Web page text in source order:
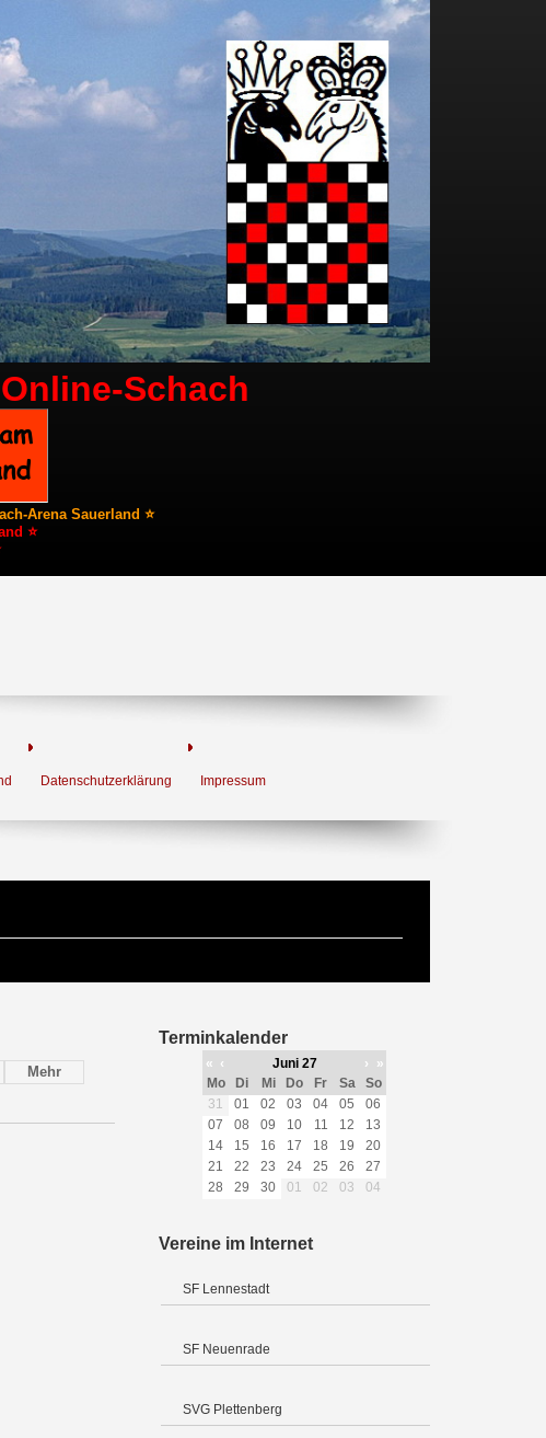
Schach
Arena Sauerland ⭐
⭐
Datenschutzerklärung Impressum
Mehr
Terminkalender
« ‹ Juni 27 ›
»
Mo
Di Mi Do Fr Sa
So
31
01 02 03 04 05
06
07
08 09 10 11 12
13
14
15 16 17 18 19
20
21
22 23 24 25 26
27
28
29 30 01 02 03 04
Vereine im Internet
SF Lennestadt
SF Neuenrade
SVG Plettenberg